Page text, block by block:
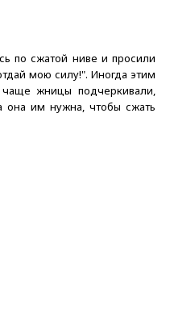
по сжатой ниве и просили
мою силу!". Иногда этим
чаще жницы подчеркивали,
она им нужна, чтобы сжать